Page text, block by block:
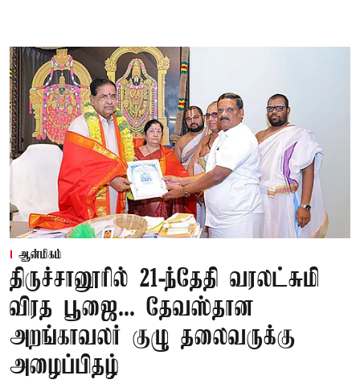
ஆன்மிகம்
திருச்சானூரில் 21-ந்தேதி வரலட்சுமி
விரத பூஜை... தேவஸ்தான
அறங்காவலர் குழு தலைவருக்கு
அழைப்பிதழ்